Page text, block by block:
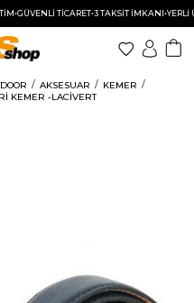
•GÜVENLİ TİCARET•3 TAKSİT İMKANI•YERLİ
AKSESUAR
KEMER
KEMER -LACİVERT